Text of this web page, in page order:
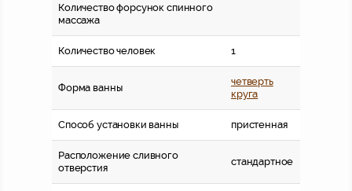
Количество форсунок спинного
массажа
Количество человек 1
Форма ванны
четверть
круга
Способ установки ванны пристенная
Расположение сливного
отверстия
стандартное